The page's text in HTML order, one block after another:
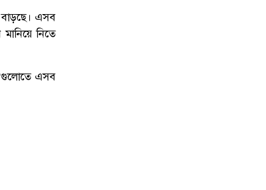
বাড়ছে। এসব
নিতে
এসব